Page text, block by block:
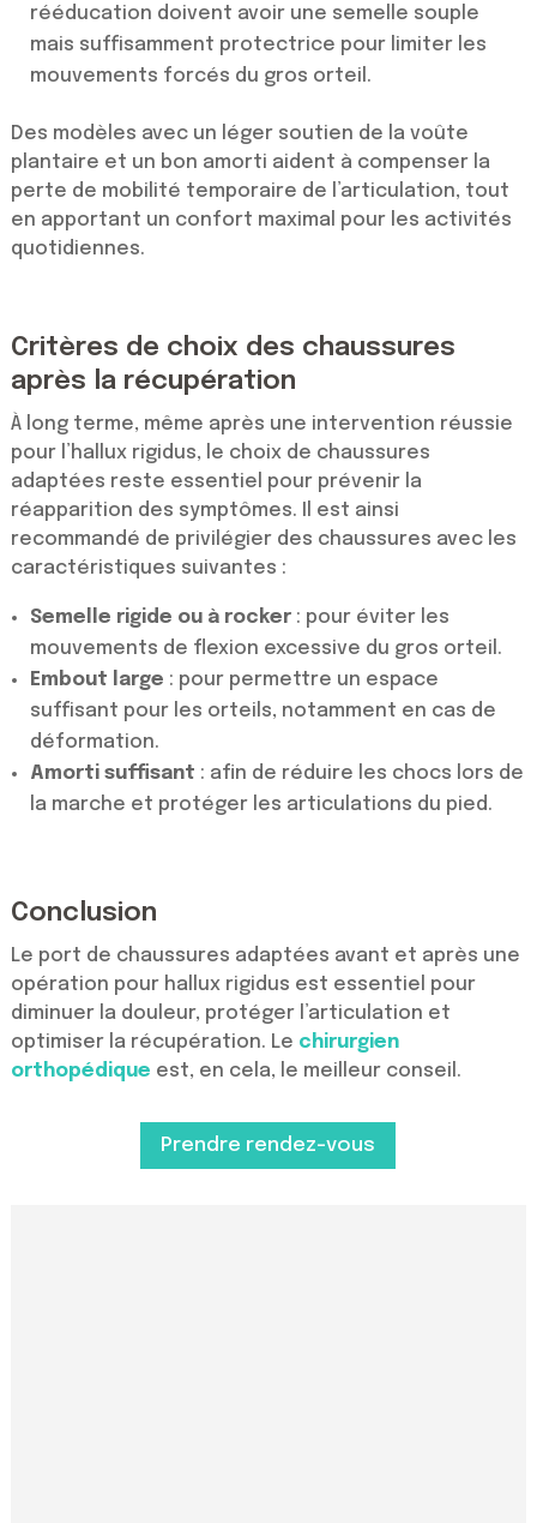
rééducation doivent avoir une semelle souple
mais suffisamment protectrice pour limiter les
mouvements forcés du gros orteil.
Des modèles avec un léger soutien de la voûte
plantaire et un bon amorti aident à compenser la
perte de mobilité temporaire de l’articulation, tout
en apportant un confort maximal pour les activités
quotidiennes.
Critères de choix des chaussures
après la récupération
À long terme, même après une intervention réussie
pour l’hallux rigidus, le choix de chaussures
adaptées reste essentiel pour prévenir la
réapparition des symptômes. Il est ainsi
recommandé de privilégier des chaussures avec les
caractéristiques suivantes :
Semelle rigide ou à rocker: pour éviter les
mouvements de flexion excessive du gros orteil.
Embout large : pour permettre un espace
suffisant pour les orteils, notamment en cas de
déformation.
Amorti suffisant : afin de réduire les chocs lors de
la marche et protéger les articulations du pied.
Conclusion
Le port de chaussures adaptées avant et après une
opération pour hallux rigidus est essentiel pour
diminuer la douleur, protéger l’articulation et
optimiser la récupération. Le chirurgien
orthopédique est, en cela, le meilleur conseil.
Prendre rendez-vous